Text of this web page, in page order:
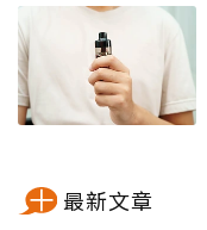
最新文章